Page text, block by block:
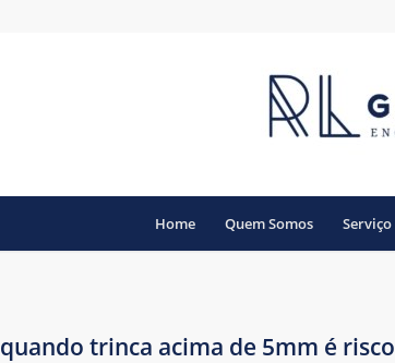
Home Quem Somos Serviço
quando trinca acima de 5mm é risco